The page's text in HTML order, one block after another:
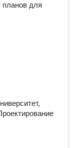
планов для